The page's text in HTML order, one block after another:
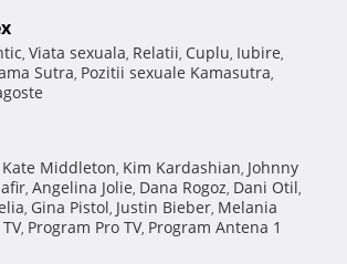
, Viata sexuala, Relatii, Cuplu, Iubire,
Sutra, Pozitii sexuale Kamasutra,
Kate Middleton, Kim Kardashian, Johnny
, Angelina Jolie, Dana Rogoz, Dani Otil,
, Gina Pistol, Justin Bieber, Melania
, Program Pro TV, Program Antena 1